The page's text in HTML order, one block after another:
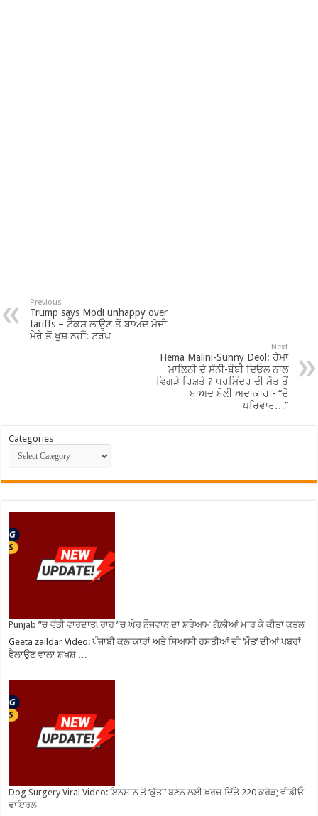
Previous
Trump says Modi unhappy over
tariffs – ਟੈਕਸ ਲਾਉਣ ਤੋਂ ਬਾਅਦ ਮੋਦੀ
ਮੇਰੇ ਤੋਂ ਖੁਸ਼ ਨਹੀਂ: ਟਰੰਪ
Next
Hema Malini-Sunny Deol: ਹੇਮਾ
ਮਾਲਿਨੀ ਦੇ ਸੰਨੀ-ਬੌਬੀ ਦਿਓਲ ਨਾਲ
ਵਿਗੜੇ ਰਿਸ਼ਤੇ ? ਧਰਮਿੰਦਰ ਦੀ ਮੌਤ ਤੋਂ
ਬਾਅਦ ਬੋਲੀ ਅਦਾਕਾਰਾ- “ਦੋ
ਪਰਿਵਾਰ…”
Categories
Punjab ”ਚ ਵੱਡੀ ਵਾਰਦਾਤ! ਰਾਹ ”ਚ ਘੇਰ ਨੌਜਵਾਨ ਦਾ ਸ਼ਰੇਆਮ ਗੋਲ਼ੀਆਂ ਮਾਰ ਕੇ ਕੀਤਾ ਕਤਲ
Geeta zaildar Video: ਪੰਜਾਬੀ ਕਲਾਕਾਰਾਂ ਅਤੇ ਸਿਆਸੀ ਹਸਤੀਆਂ ਦੀ ‘ਮੌਤ’ ਦੀਆਂ ਖਬਰਾਂ
ਫੈਲਾਉਣ ਵਾਲਾ ਸ਼ਖਸ਼ …
Dog Surgery Viral Video: ਇਨਸਾਨ ਤੋਂ ‘ਕੁੱਤਾ’ ਬਣਨ ਲਈ ਖ਼ਰਚ ਦਿੱਤੇ 220 ਕਰੋੜ; ਵੀਡੀਓ
ਵਾਇਰਲ